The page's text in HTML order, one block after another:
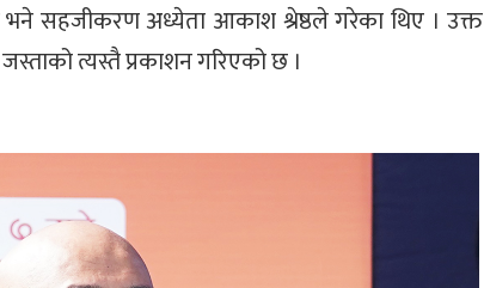
भने सहजीकरण अध्येता आकाश श्रेष्ठले गरेका थिए । उक्त
त्यस्तै प्रकाशन गरिएको छ ।